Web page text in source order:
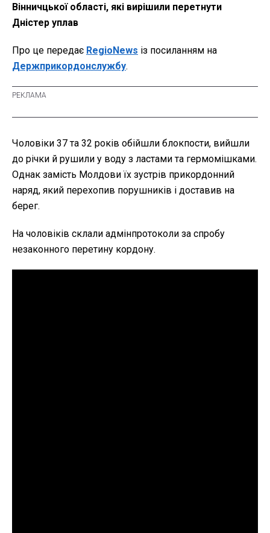
Вінничцької області, які вирішили перетнути
Дністер уплав
Про це передає RegioNews із посиланням на
Держприкордонслужбу.
Чоловіки 37 та 32 років обійшли блокпости, вийшли
до річки й рушили у воду з ластами та гермомішками.
Однак замість Молдови їх зустрів прикордонний
наряд, який перехопив порушників і доставив на
берег.
На чоловіків склали адмінпротоколи за спробу
незаконного перетину кордону.